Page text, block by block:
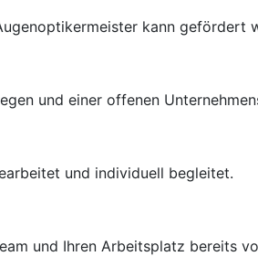
kann gefördert
und einer offenen
und individuell begleitet.
und Ihren Arbeitsplatz bereits